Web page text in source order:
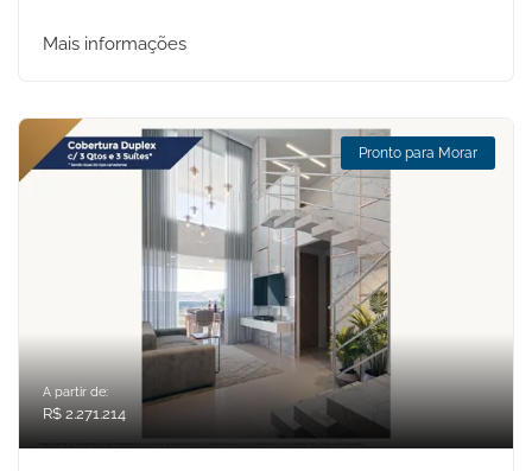
Mais informações
Pronto para Morar
A partir de:
R$ 2.271.214